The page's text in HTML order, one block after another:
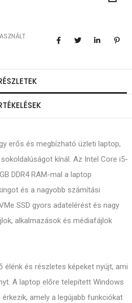
erős és megbízható üzleti laptop,
kínál. Az Intel Core i5-
DDR4 RAM-mal a laptop
és a nagyobb számítási
SSD gyors adatelérést és nagy
alkalmazások és médiafájlok
élénk és részletes képeket nyújt, ami
A laptop előre telepített Windows
amely a legújabb funkciókat